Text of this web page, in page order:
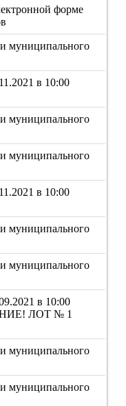
форме
муниципального
в 10:00
муниципального
муниципального
в 10:00
муниципального
муниципального
в 10:00
ЛОТ № 1
муниципального
муниципального